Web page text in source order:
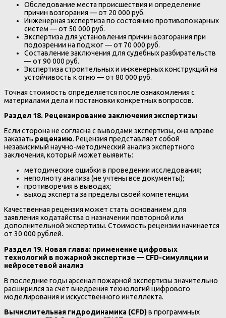
Обследование места происшествия и определение
причин возгорания — от 20 000 руб.
Инженерная экспертиза по состоянию противопожарных
систем — от 50 000 руб.
Экспертиза для установления причин возгорания при
подозрении на поджог — от 70 000 руб.
Составление заключения для судебных разбирательств
— от 90 000 руб.
Экспертиза строительных и инженерных конструкций на
устойчивость к огню — от 80 000 руб.
Точная стоимость определяется после ознакомления с
материалами дела и постановки конкретных вопросов.
Раздел 18. Рецензирование заключения экспертизы
Если сторона не согласна с выводами экспертизы, она вправе
заказать рецензию. Рецензия представляет собой
независимый научно-методический анализ экспертного
заключения, который может выявить:
методические ошибки в проведении исследования;
неполноту анализа (не учтены все документы);
противоречия в выводах;
выход эксперта за пределы своей компетенции.
Качественная рецензия может стать основанием для
заявления ходатайства о назначении повторной или
дополнительной экспертизы. Стоимость рецензии начинается
от 30 000 рублей.
Раздел 19. Новая глава: применение цифровых
технологий в пожарной экспертизе — CFD-симуляции и
нейросетевой анализ
В последние годы арсенал пожарной экспертизы значительно
расширился за счёт внедрения технологий цифрового
моделирования и искусственного интеллекта.
Вычислительная гидродинамика (CFD)в программных